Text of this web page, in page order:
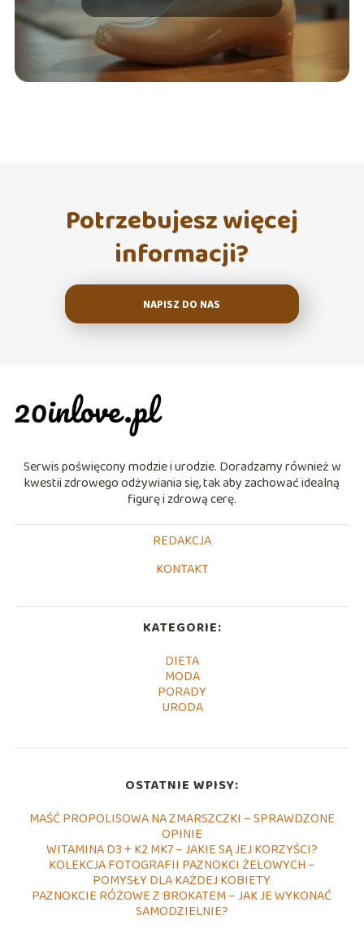
Potrzebujesz więcej
informacji?
NAPISZ DO NAS
Serwis poświęcony modzie i urodzie. Doradzamy również w
kwestii zdrowego odżywiania się, tak aby zachować idealną
figurę i zdrową cerę.
REDAKCJA
KONTAKT
KATEGORIE:
DIETA
MODA
PORADY
URODA
OSTATNIE WPISY:
MAŚĆ PROPOLISOWA NA ZMARSZCZKI – SPRAWDZONE
OPINIE
WITAMINA D3 + K2 MK7 – JAKIE SĄ JEJ KORZYŚCI?
KOLEKCJA FOTOGRAFII PAZNOKCI ŻELOWYCH –
POMYSŁY DLA KAŻDEJ KOBIETY
PAZNOKCIE RÓŻOWE Z BROKATEM – JAK JE WYKONAĆ
SAMODZIELNIE?